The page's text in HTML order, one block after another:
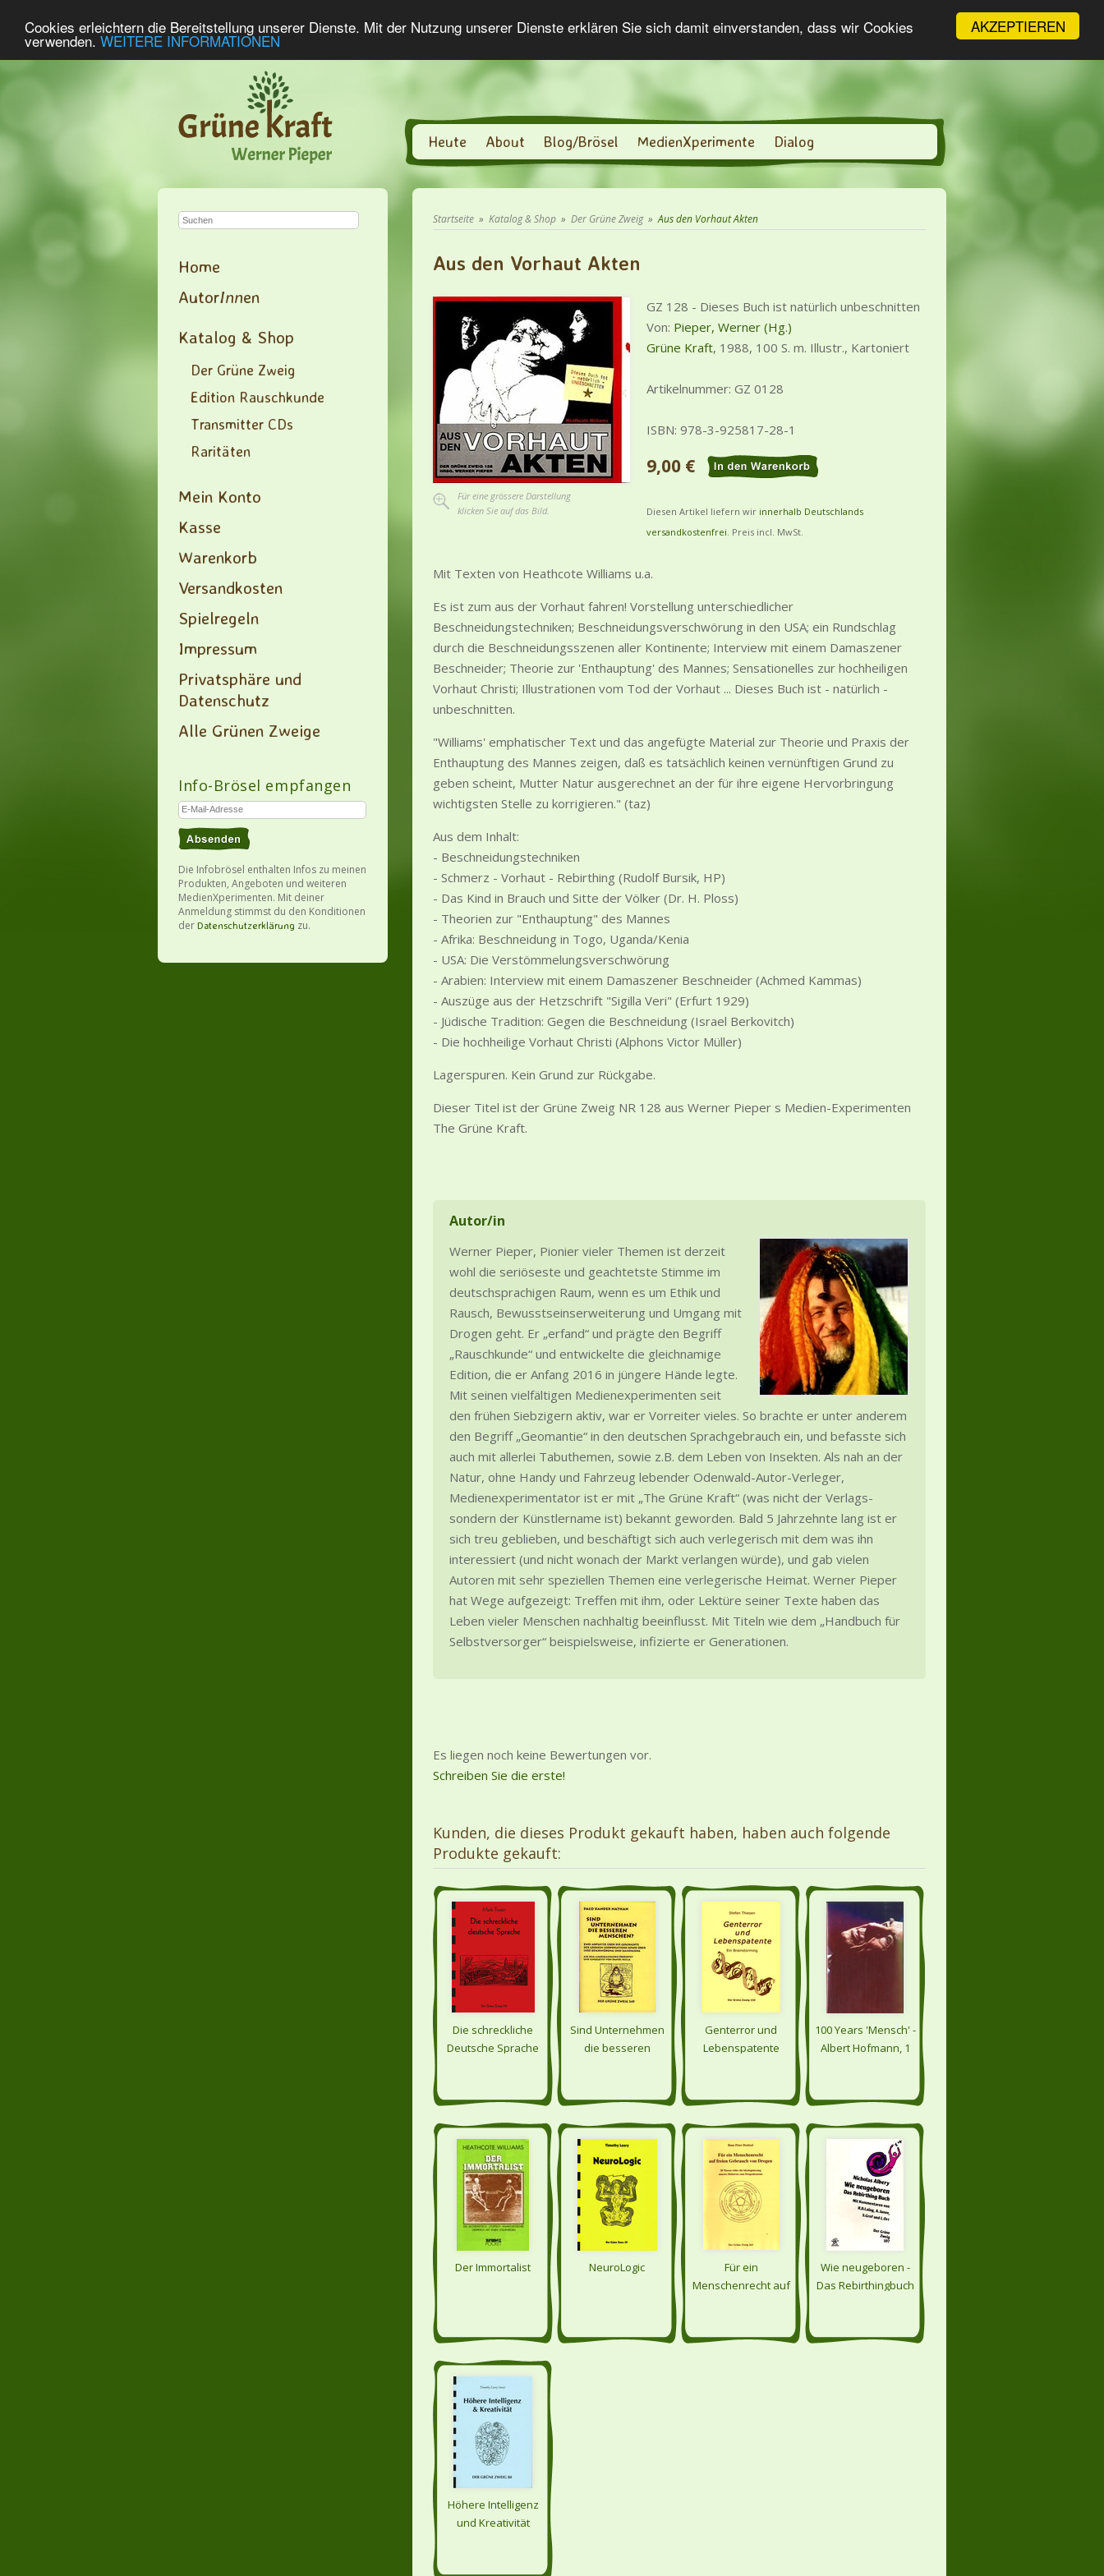
AKZEPTIEREN
Cookies erleichtern die Bereitstellung unserer Dienste. Mit der Nutzung unserer Dienste erklären Sie sich damit einverstanden, dass wir Cookies
verwenden. WEITERE INFORMATIONEN
Heute About Blog/Brösel MedienXperimente Dialog
Home
AutorInnen
Katalog & Shop
Der Grüne Zweig
Edition Rauschkunde
Transmitter CDs
Raritäten
Mein Konto
Kasse
Warenkorb
Versandkosten
Spielregeln
Impressum
Privatsphäre und
Datenschutz
Alle Grünen Zweige
Info-Brösel empfangen
Die Infobrösel enthalten Infos zu meinen
Produkten, Angeboten und weiteren
MedienXperimenten. Mit deiner
Anmeldung stimmst du den Konditionen
der Datenschutzerklärung zu.
Startseite » Katalog & Shop » Der Grüne Zweig»Aus den Vorhaut Akten
Aus den Vorhaut Akten
Für eine grössere Darstellung
klicken Sie auf das Bild.
GZ 128 - Dieses Buch ist natürlich unbeschnitten
Von: Pieper, Werner (Hg.)
Grüne Kraft, 1988, 100 S. m. Illustr., Kartoniert
Artikelnummer: GZ 0128
ISBN: 978-3-925817-28-1
9,00 €
Diesen Artikel liefern wir innerhalb Deutschlands
versandkostenfrei. Preis incl. MwSt.
Mit Texten von Heathcote Williams u.a.
Es ist zum aus der Vorhaut fahren! Vorstellung unterschiedlicher
Beschneidungstechniken; Beschneidungsverschwörung in den USA; ein Rundschlag
durch die Beschneidungsszenen aller Kontinente; Interview mit einem Damaszener
Beschneider; Theorie zur 'Enthauptung' des Mannes; Sensationelles zur hochheiligen
Vorhaut Christi; Illustrationen vom Tod der Vorhaut ... Dieses Buch ist - natürlich -
unbeschnitten.
"Williams' emphatischer Text und das angefügte Material zur Theorie und Praxis der
Enthauptung des Mannes zeigen, daß es tatsächlich keinen vernünftigen Grund zu
geben scheint, Mutter Natur ausgerechnet an der für ihre eigene Hervorbringung
wichtigsten Stelle zu korrigieren." (taz)
Aus dem Inhalt:
- Beschneidungstechniken
- Schmerz - Vorhaut - Rebirthing (Rudolf Bursik, HP)
- Das Kind in Brauch und Sitte der Völker (Dr. H. Ploss)
- Theorien zur "Enthauptung" des Mannes
- Afrika: Beschneidung in Togo, Uganda/Kenia
- USA: Die Verstömmelungsverschwörung
- Arabien: Interview mit einem Damaszener Beschneider (Achmed Kammas)
- Auszüge aus der Hetzschrift "Sigilla Veri" (Erfurt 1929)
- Jüdische Tradition: Gegen die Beschneidung (Israel Berkovitch)
- Die hochheilige Vorhaut Christi (Alphons Victor Müller)
Lagerspuren. Kein Grund zur Rückgabe.
Dieser Titel ist der Grüne Zweig NR 128 aus Werner Pieper s Medien-Experimenten
The Grüne Kraft.
Autor/in
Werner Pieper, Pionier vieler Themen ist derzeit
wohl die seriöseste und geachtetste Stimme im
deutschsprachigen Raum, wenn es um Ethik und
Rausch, Bewusstseinserweiterung und Umgang mit
Drogen geht. Er „erfand“ und prägte den Begriff
„Rauschkunde“ und entwickelte die gleichnamige
Edition, die er Anfang 2016 in jüngere Hände legte.
Mit seinen vielfältigen Medienexperimenten seit
den frühen Siebzigern aktiv, war er Vorreiter vieles. So brachte er unter anderem
den Begriff „Geomantie“ in den deutschen Sprachgebrauch ein, und befasste sich
auch mit allerlei Tabuthemen, sowie z.B. dem Leben von Insekten. Als nah an der
Natur, ohne Handy und Fahrzeug lebender Odenwald-Autor-Verleger,
Medienexperimentator ist er mit „The Grüne Kraft“ (was nicht der Verlags-
sondern der Künstlername ist) bekannt geworden. Bald 5 Jahrzehnte lang ist er
sich treu geblieben, und beschäftigt sich auch verlegerisch mit dem was ihn
interessiert (und nicht wonach der Markt verlangen würde), und gab vielen
Autoren mit sehr speziellen Themen eine verlegerische Heimat. Werner Pieper
hat Wege aufgezeigt: Treffen mit ihm, oder Lektüre seiner Texte haben das
Leben vieler Menschen nachhaltig beeinflusst. Mit Titeln wie dem „Handbuch für
Selbstversorger“ beispielsweise, infizierte er Generationen.
Es liegen noch keine Bewertungen vor.
Schreiben Sie die erste!
Kunden, die dieses Produkt gekauft haben, haben auch folgende
Produkte gekauft:
Die schreckliche
Deutsche Sprache
Sind Unternehmen
die besseren
Genterror und
Lebenspatente
100 Years 'Mensch' -
Albert Hofmann, 1
Der Immortalist NeuroLogic
Für ein
Menschenrecht auf
Wie neugeboren -
Das Rebirthingbuch
Höhere Intelligenz
und Kreativität